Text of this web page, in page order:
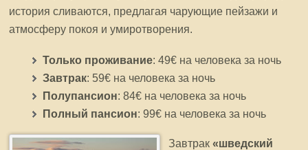
история сливаются, предлагая чарующие пейзажи и
атмосферу покоя и умиротворения.
Только проживание: 49€ на человека за ночь
Завтрак: 59€ на человека за ночь
Полупансион: 84€ на человека за ночь
Полный пансион: 99€ на человека за ночь
Завтрак«шведский